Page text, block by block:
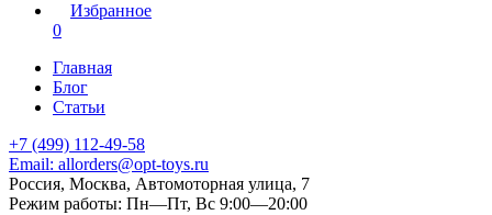
Избранное
0
Главная
Блог
Статьи
+7 (499) 112-49-58
Email: allorders@opt-toys.ru
Россия, Москва, Автомоторная улица, 7
Режим работы: Пн—Пт, Вс 9:00—20:00